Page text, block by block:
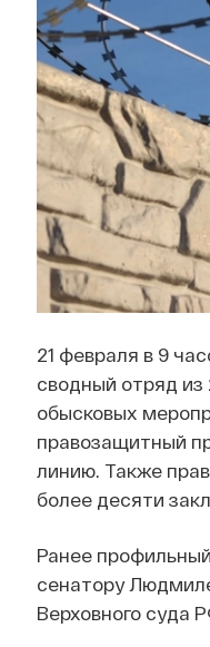
21 февраля в 9
сводный отряд
обысковых
правозащитный
линию. Также
более десяти
Ранее
сенатору
Верховного суда